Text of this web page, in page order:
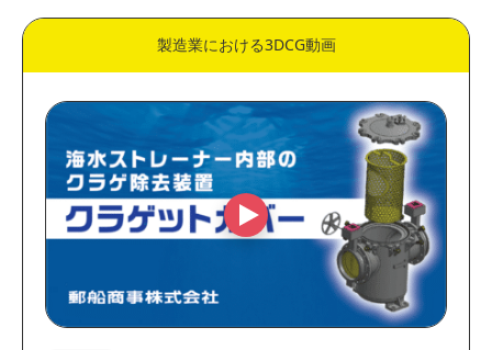
製造業における3DCG動画